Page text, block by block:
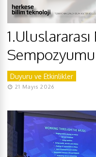
Sempozyumu
Duyuru ve Etkinlikler
21 Mayıs 2026